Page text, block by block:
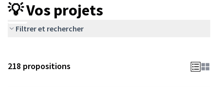
💡 Vos projets
Filtrer et rechercher
218 propositions